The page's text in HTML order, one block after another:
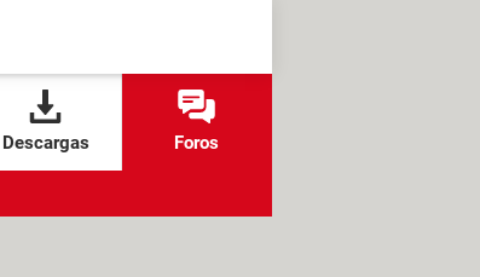
Descargas Foros